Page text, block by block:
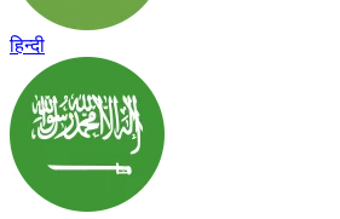
हिन्दी